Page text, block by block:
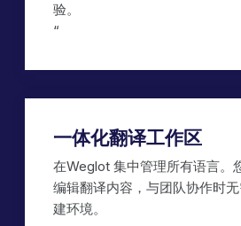
验。
‍“
一体化翻译工作区
在Weglot 集中管理所有语言。
编辑翻译内容，与团队协作时
建环境。